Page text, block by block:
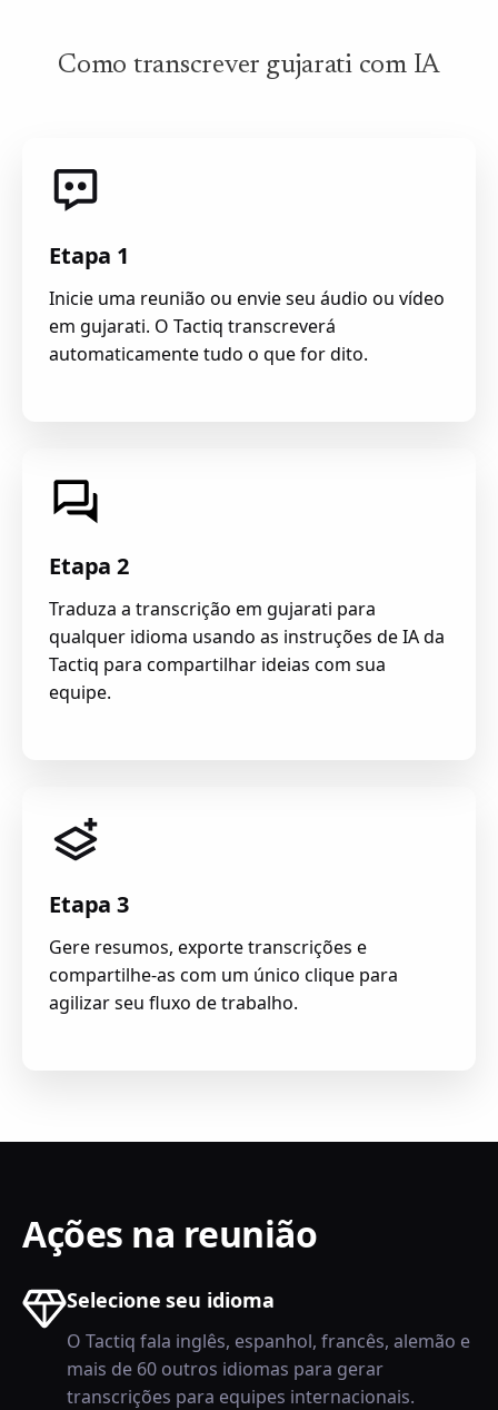
Como transcrever gujarati com IA
Etapa 1
Inicie uma reunião ou envie seu áudio ou vídeo
em gujarati. O Tactiq transcreverá
automaticamente tudo o que for dito.
Etapa 2
Traduza a transcrição em gujarati para
qualquer idioma usando as instruções de IA da
Tactiq para compartilhar ideias com sua
equipe.
Etapa 3
Gere resumos, exporte transcrições e
compartilhe-as com um único clique para
agilizar seu fluxo de trabalho.
Ações na reunião
Selecione seu idioma
O Tactiq fala inglês, espanhol, francês, alemão e
mais de 60 outros idiomas para gerar
transcrições para equipes internacionais.